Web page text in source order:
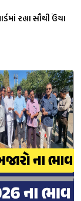
રહ્યા સૌથી ઉંચા